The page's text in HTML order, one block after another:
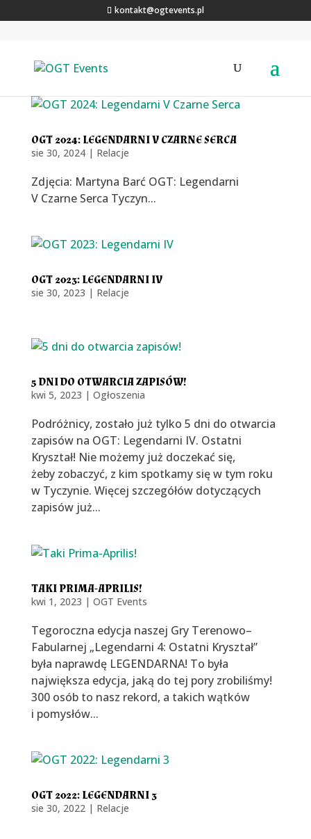
kontakt@ogtevents.pl
OGT 2024: LEGENDARNI V CZARNE SERCA
sie 30, 2024| Relacje
Zdjęcia: Martyna Barć OGT: Legendarni
V Czarne Serca Tyczyn...
OGT 2023: LEGENDARNI IV
sie 30, 2023 | Relacje
5 DNI DO OTWARCIA ZAPISÓW!
kwi 5, 2023 | Ogłoszenia
Podróżnicy, zostało już tylko 5 dni do otwarcia
zapisów na OGT: Legendarni IV. Ostatni
Kryształ! Nie możemy już doczekać się,
żeby zobaczyć, z kim spotkamy się w tym roku
w Tyczynie. Więcej szczegółów dotyczących
zapisów już...
TAKI PRIMA-APRILIS!
kwi 1, 2023 | OGT Events
Tegoroczna edycja naszej Gry Terenowo–
Fabularnej „Legendarni 4: Ostatni Kryształ”
była naprawdę LEGENDARNA! To była
największa edycja, jaką do tej pory zrobiliśmy!
300 osób to nasz rekord, a takich wątków
i pomysłów...
OGT 2022: LEGENDARNI 3
sie 30, 2022| Relacje